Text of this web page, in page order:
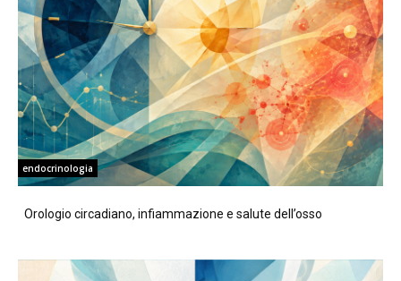
endocrinologia
Orologio circadiano, infiammazione e salute dell’osso